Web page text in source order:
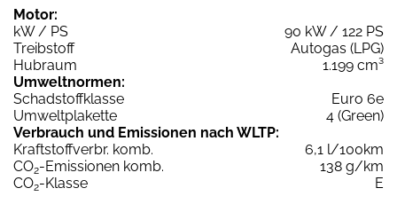
Motor:
kW / PS
90 kW / 122 PS
Treibstoff
Autogas (LPG)
Hubraum
1.199 cm³
Umweltnormen:
Schadstoffklasse
Euro 6e
Umweltplakette
4 (Green)
Verbrauch und Emissionen nach WLTP:
Kraftstoffverbr. komb.
6,1 l/100km
CO2-Emissionen komb.
138 g/km
CO2-Klasse
E